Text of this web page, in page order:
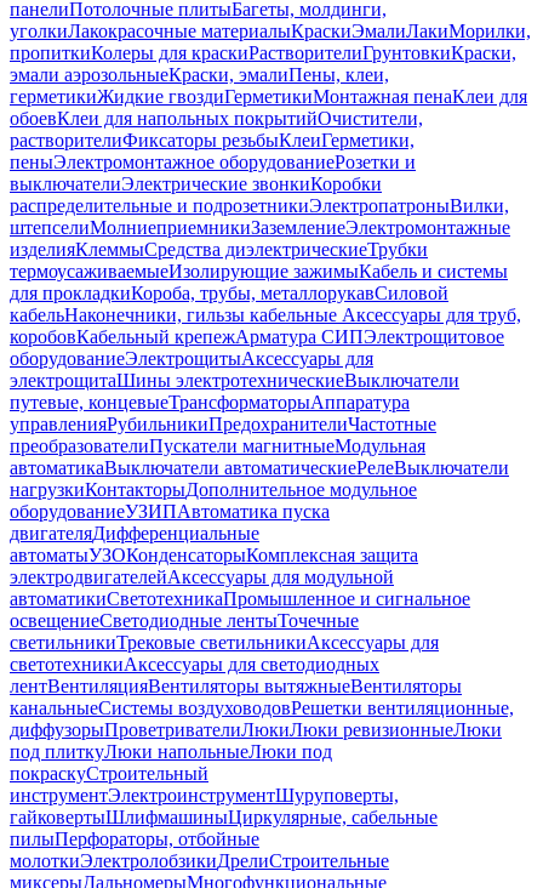
панелиПотолочные плитыБагеты, молдинги,
уголкиЛакокрасочные материалыКраскиЭмалиЛакиМорилки,
пропиткиКолеры для краскиРастворителиГрунтовкиКраски,
эмали аэрозольныеКраски, эмалиПены, клеи,
герметикиЖидкие гвоздиГерметикиМонтажная пенаКлеи для
обоевКлеи для напольных покрытийОчистители,
растворителиФиксаторы резьбыКлеиГерметики,
пеныЭлектромонтажное оборудованиеРозетки и
выключателиЭлектрические звонкиКоробки
распределительные и подрозетникиЭлектропатроныВилки,
штепселиМолниеприемникиЗаземлениеЭлектромонтажные
изделияКлеммыСредства диэлектрическиеТрубки
термоусаживаемыеИзолирующие зажимыКабель и системы
для прокладкиКороба, трубы, металлорукавСиловой
кабельНаконечники, гильзы кабельные Аксессуары для труб,
коробовКабельный крепежАрматура СИПЭлектрощитовое
оборудованиеЭлектрощитыАксессуары для
электрощитаШины электротехническиеВыключатели
путевые, концевыеТрансформаторыАппаратура
управленияРубильникиПредохранителиЧастотные
преобразователиПускатели магнитныеМодульная
автоматикаВыключатели автоматическиеРелеВыключатели
нагрузкиКонтакторыДополнительное модульное
оборудованиеУЗИПАвтоматика пуска
двигателяДифференциальные
автоматыУЗОКонденсаторыКомплексная защита
электродвигателейАксессуары для модульной
автоматикиСветотехникаПромышленное и сигнальное
освещениеСветодиодные лентыТочечные
светильникиТрековые светильникиАксессуары для
светотехникиАксессуары для светодиодных
лентВентиляцияВентиляторы вытяжныеВентиляторы
канальныеСистемы воздуховодовРешетки вентиляционные,
диффузорыПроветривателиЛюкиЛюки ревизионныеЛюки
под плиткуЛюки напольныеЛюки под
покраскуСтроительный
инструментЭлектроинструментШуруповерты,
гайковертыШлифмашиныЦиркулярные, сабельные
пилыПерфораторы, отбойные
молоткиЭлектролобзикиДрелиСтроительные
миксерыДальномерыМногофункциональные